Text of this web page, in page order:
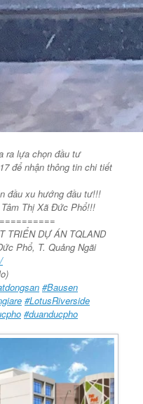
ra lựa chọn đầu tư
để nhận thông tin chi tiết
đầu xu hướng đầu tư!!!
Thị Xã Đức Phổ!!!
TRIỂN DỰ ÁN TQLAND
Phổ, T. Quảng Ngãi
#Bausen
#LotusRiverside
#duanducpho